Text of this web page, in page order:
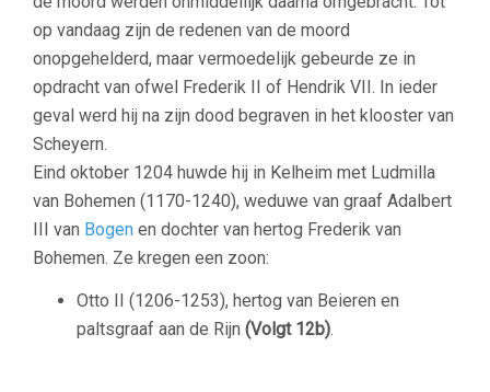
op vandaag zijn de redenen van de moord
onopgehelderd, maar vermoedelijk gebeurde ze in
opdracht van ofwel Frederik II of Hendrik VII. In ieder
geval werd hij na zijn dood begraven in het klooster van
Scheyern.
Eind oktober 1204 huwde hij in Kelheim met Ludmilla
van Bohemen (1170-1240), weduwe van graaf Adalbert
III van Bogen en dochter van hertog Frederik van
Bohemen. Ze kregen een zoon:
Otto II (1206-1253), hertog van Beieren en
paltsgraaf aan de Rijn (Volgt 12b).